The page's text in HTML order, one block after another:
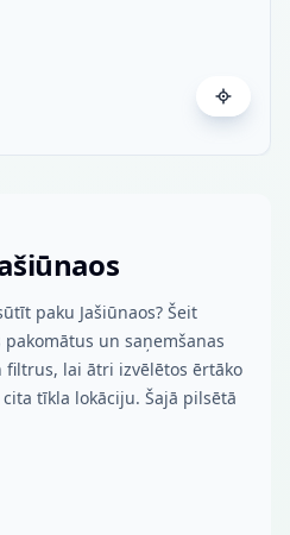
paku Jašiūnaos? Šeit
un saņemšanas
lai ātri izvēlētos ērtāko
cita tīkla lokāciju. Šajā pilsētā